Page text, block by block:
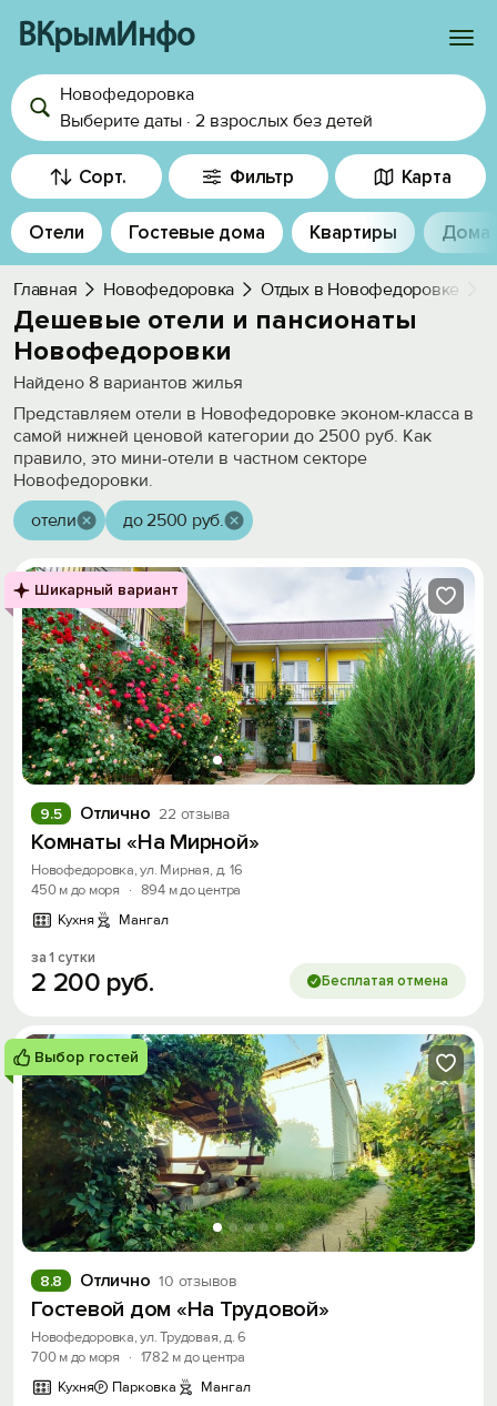
ВКрымИнфо
Войти
Избранное
История просмотра
Добавить свой объект
Новофедоровка
Выберите даты · 2 взрослых без детей
Сорт. Фильтр Карта
Отели Гостевые дома Квартиры Дома
Главная Новофедоровка Отдых в Новофедоровке
Дешевые отели и пансионаты
Новофедоровки
Найдено 8 вариантов жилья
Представляем отели в Новофедоровке эконом-класса в
самой нижней ценовой категории до 2500 руб. Как
правило, это мини-отели в частном секторе
Новофедоровки.
отели
до 2500 руб.
Шикарный вариант
Отлично 22 отзыва
9.5
Комнаты «На Мирной»
Новофедоровка, ул. Мирная, д. 16
450 м до моря
· 894 м до центра
Кухня
Мангал
за 1 сутки
2 200 руб. Бесплатая отмена
Выбор гостей
Отлично 10 отзывов
8.8
Гостевой дом «На Трудовой»
Новофедоровка, ул. Трудовая, д. 6
700 м до моря
· 1782 м до центра
Кухня
Парковка Мангал